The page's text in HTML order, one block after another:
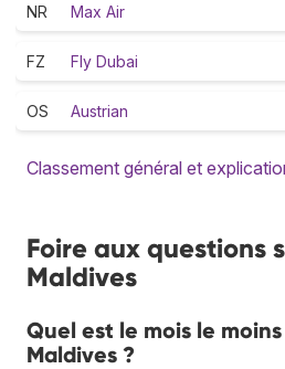
NR Max Air
FZ Fly Dubai
OS Austrian
Classement général et
Foire aux questions
Maldives
Quel est le mois le
Maldives ?